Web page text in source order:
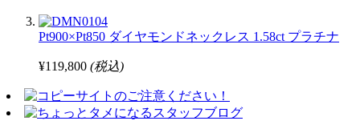
Pt900×Pt850 ダイヤモンドネックレス 1.58ct プラチナ
¥119,800 (税込)